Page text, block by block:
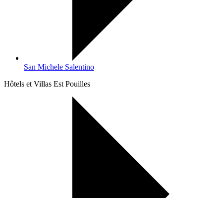
San Michele Salentino
Hôtels et Villas Est Pouilles